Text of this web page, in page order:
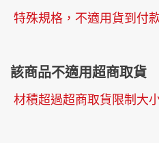
特殊規格，不適用貨到付
該商品不適用超商取貨
材積超過超商取貨限制大